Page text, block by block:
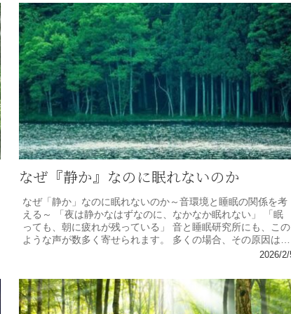
なぜ『静か』なのに眠れないのか
なぜ「静か」なのに眠れないのか～音環境と睡眠の関係を考
える～ 「夜は静かなはずなのに、なかなか眠れない」 「眠
っても、朝に疲れが残っている」 音と睡眠研究所にも、この
ような声が数多く寄せられます。 多くの場合、その原因はス
2026/2/